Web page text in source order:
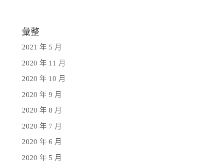
彙整
2021 年 5 月
2020 年 11 月
2020 年 10 月
2020 年 9 月
2020 年 8 月
2020 年 7 月
2020 年 6 月
2020 年 5 月